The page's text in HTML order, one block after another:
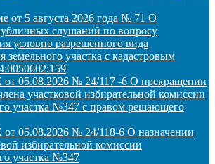
от 5 августа 2026 года № 71 О
слушаний по вопросу
условно разрешенного вида
земельного участка с кадастровым
05.08.2026 № 24/117 -6 О прекращении
участковой избирательной комиссии
участка №347 с правом решающего
05.08.2026 № 24/118-6 О назначении
избирательной комиссии
участка №347